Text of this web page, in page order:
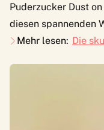
Puderzucker Dust
diesen spannenden
Mehr lesen: Die